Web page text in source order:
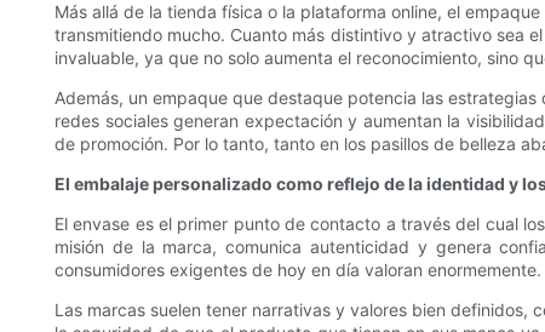
Más allá de la tienda física o la plataforma online, el
transmitiendo mucho. Cuanto más distintivo y atractivo sea
invaluable, ya que no solo aumenta el reconocimiento, sino
Además, un empaque que destaque potencia las
redes sociales generan expectación y aumentan la
de promoción. Por lo tanto, tanto en los pasillos de belleza
El embalaje personalizado como reflejo de la identidad y
El envase es el primer punto de contacto a través del cual
misión de la marca, comunica autenticidad y genera
consumidores exigentes de hoy en día valoran enormemente.
Las marcas suelen tener narrativas y valores bien definidos,